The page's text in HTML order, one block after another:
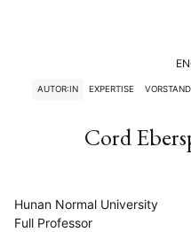
AUTOR:IN EXPERTISE VORSTAND
Cord
Hunan Normal University
Full Professor